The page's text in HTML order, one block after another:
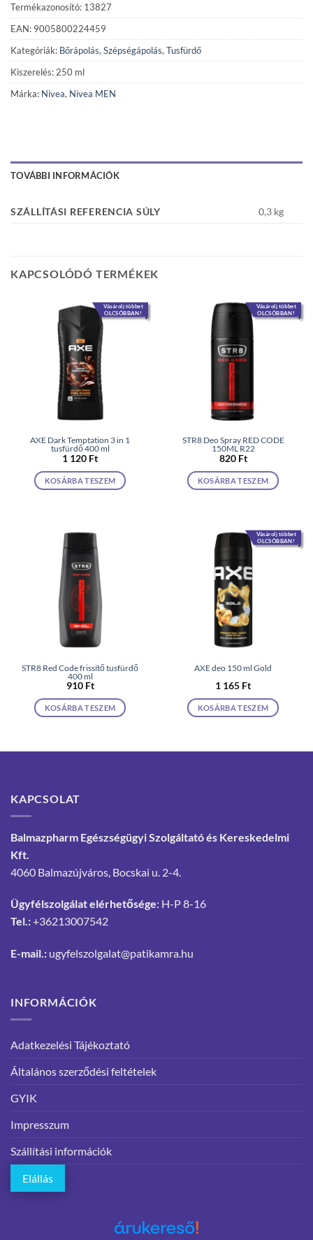
Termékazonosító: 13827
EAN: 9005800224459
Kategóriák: Bőrápolás, Szépségápolás, Tusfürdő
Kiszerelés: 250 ml
Márka: Nivea, Nivea MEN
TOVÁBBI INFORMÁCIÓK
SZÁLLÍTÁSI REFERENCIA SÚLY 0,3 kg
KAPCSOLÓDÓ TERMÉKEK
Vásárolj többet
OLCSÓBBAN!
AXE Dark Temptation 3 in 1
tusfürdő 400 ml
1 120 Ft
KOSÁRBA TESZEM
Vásárolj többet
OLCSÓBBAN!
STR8 Deo Spray RED CODE
150ML R22
820 Ft
KOSÁRBA TESZEM
STR8 Red Code frissítő tusfürdő
400 ml
910 Ft
KOSÁRBA TESZEM
Vásárolj többet
OLCSÓBBAN!
AXE deo 150 ml Gold
1 165 Ft
KOSÁRBA TESZEM
KAPCSOLAT
Balmazpharm Egészségügyi Szolgáltató és Kereskedelmi
Kft.
4060 Balmazújváros, Bocskai u. 2-4.
Ügyfélszolgálat elérhetősége: H-P 8-16
Tel.:+36213007542
E-mail.: ugyfelszolgalat@patikamra.hu
INFORMÁCIÓK
Adatkezelési Tájékoztató
Általános szerződési feltételek
GYIK
Impresszum
Szállítási információk
Elállás